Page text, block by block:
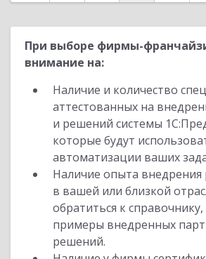
При выборе фирмы-
внимание на:
Наличие и количество
аттестованных на
и решений системы
которые будут
автоматизации ваших
Наличие опыта
в вашей или близкой
обратиться к
примеры внедренных
решений.